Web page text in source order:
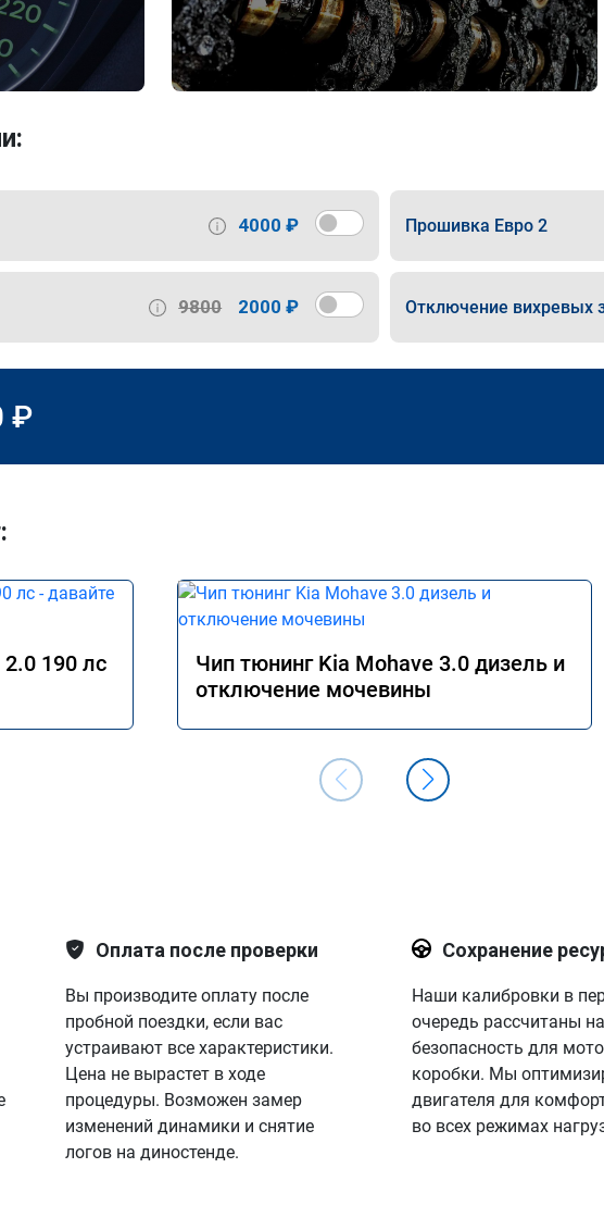
4000 ₽ Прошивка Евро 2
9800 2000 ₽ Отключение вихревых
₽
190 лс
Чип тюнинг Kia Mohave 3.0 дизель и
отключение мочевины
Оплата после проверки
Вы производите оплату после
пробной поездки, если вас
устраивают все характеристики.
Цена не вырастет в ходе
процедуры. Возможен замер
изменений динамики и снятие
логов на диностенде.
Сохранение
Наши калибровки в
очередь рассчитаны на
безопасность для
коробки. Мы
двигателя для
во всех режимах